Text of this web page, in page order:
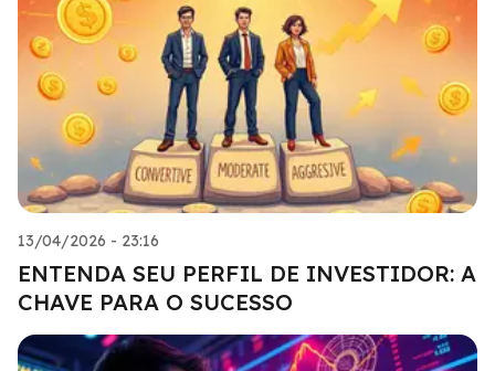
13/04/2026 - 23:16
ENTENDA SEU PERFIL DE INVESTIDOR: A
CHAVE PARA O SUCESSO